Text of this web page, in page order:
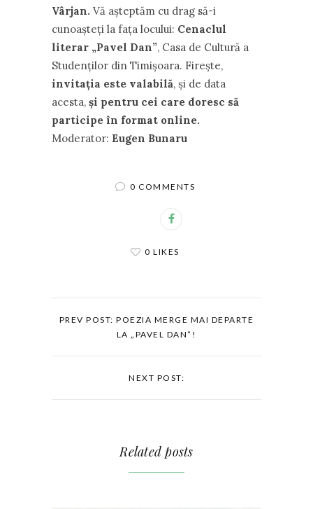
Vârjan. Vă așteptăm cu drag să-i
cunoașteți la fața locului: Cenaclul
literar „Pavel Dan”, Casa de Cultură a
Studenților din Timișoara. Firește,
invitația este valabilă, și de data
acesta, și pentru cei care doresc să
participe în format online.
Moderator: Eugen Bunaru
0 COMMENTS
0 LIKES
PREV POST: POEZIA MERGE MAI DEPARTE
LA „PAVEL DAN”!
NEXT POST:
Related posts